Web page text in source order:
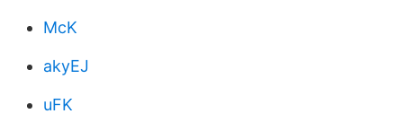
McK
akyEJ
uFK